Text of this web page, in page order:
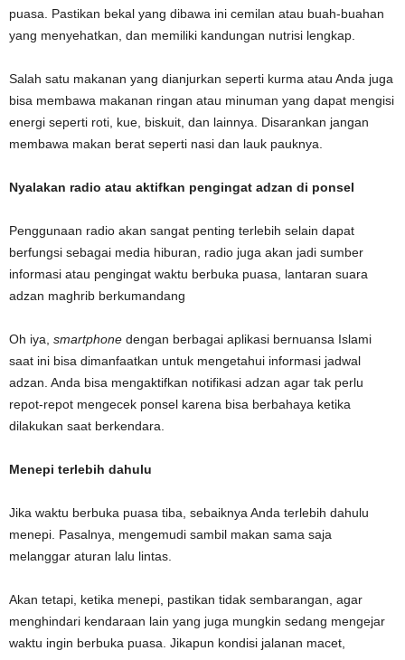
puasa. Pastikan bekal yang dibawa ini cemilan atau buah-buahan
yang menyehatkan, dan memiliki kandungan nutrisi lengkap.
Salah satu makanan yang dianjurkan seperti kurma atau Anda juga
bisa membawa makanan ringan atau minuman yang dapat mengisi
energi seperti roti, kue, biskuit, dan lainnya. Disarankan jangan
membawa makan berat seperti nasi dan lauk pauknya.
Nyalakan radio atau aktifkan pengingat adzan di ponsel
Penggunaan radio akan sangat penting terlebih selain dapat
berfungsi sebagai media hiburan, radio juga akan jadi sumber
informasi atau pengingat waktu berbuka puasa, lantaran suara
adzan maghrib berkumandang
Oh iya, smartphone dengan berbagai aplikasi bernuansa Islami
saat ini bisa dimanfaatkan untuk mengetahui informasi jadwal
adzan. Anda bisa mengaktifkan notifikasi adzan agar tak perlu
repot-repot mengecek ponsel karena bisa berbahaya ketika
dilakukan saat berkendara.
Menepi terlebih dahulu
Jika waktu berbuka puasa tiba, sebaiknya Anda terlebih dahulu
menepi. Pasalnya, mengemudi sambil makan sama saja
melanggar aturan lalu lintas.
Akan tetapi, ketika menepi, pastikan tidak sembarangan, agar
menghindari kendaraan lain yang juga mungkin sedang mengejar
waktu ingin berbuka puasa. Jikapun kondisi jalanan macet,